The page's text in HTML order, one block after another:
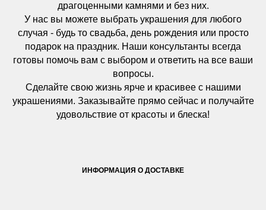
драгоценными камнями и без них.
У нас вы можете выбрать украшения для любого
случая - будь то свадьба, день рождения или просто
подарок на праздник. Наши консультанты всегда
готовы помочь вам с выбором и ответить на все ваши
вопросы.
Сделайте свою жизнь ярче и красивее с нашими
украшениями. Заказывайте прямо сейчас и получайте
удовольствие от красоты и блеска!
ИНФОРМАЦИЯ О ДОСТАВКЕ